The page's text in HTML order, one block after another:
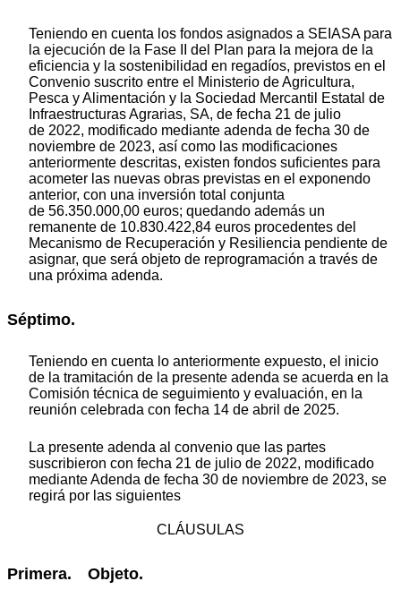
Teniendo en cuenta los fondos asignados a SEIASA para
la ejecución de la Fase II del Plan para la mejora de la
eficiencia y la sostenibilidad en regadíos, previstos en el
Convenio suscrito entre el Ministerio de Agricultura,
Pesca y Alimentación y la Sociedad Mercantil Estatal de
Infraestructuras Agrarias, SA, de fecha 21 de julio
de 2022, modificado mediante adenda de fecha 30 de
noviembre de 2023, así como las modificaciones
anteriormente descritas, existen fondos suficientes para
acometer las nuevas obras previstas en el exponendo
anterior, con una inversión total conjunta
de 56.350.000,00 euros; quedando además un
remanente de 10.830.422,84 euros procedentes del
Mecanismo de Recuperación y Resiliencia pendiente de
asignar, que será objeto de reprogramación a través de
una próxima adenda.
Séptimo.
Teniendo en cuenta lo anteriormente expuesto, el inicio
de la tramitación de la presente adenda se acuerda en la
Comisión técnica de seguimiento y evaluación, en la
reunión celebrada con fecha 14 de abril de 2025.
La presente adenda al convenio que las partes
suscribieron con fecha 21 de julio de 2022, modificado
mediante Adenda de fecha 30 de noviembre de 2023, se
regirá por las siguientes
CLÁUSULAS
Primera. Objeto.